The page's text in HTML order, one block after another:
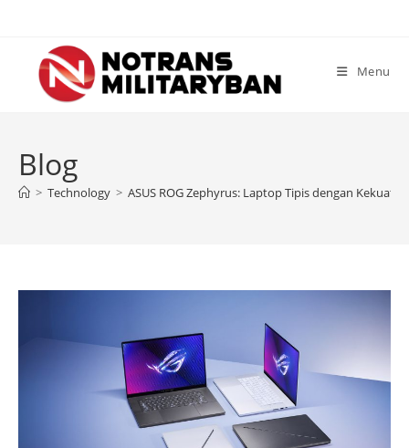
content
Menu
Blog
> Technology > ASUS ROG Zephyrus: Laptop Tipis dengan